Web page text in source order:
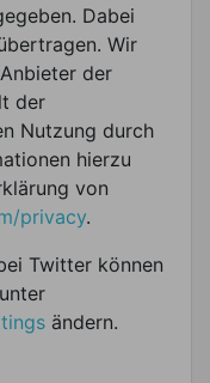
Dabei
Wir
der
der
Nutzung durch
hierzu
von
privacy.
Twitter können
ändern.